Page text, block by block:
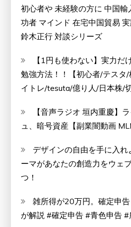
初心者や 未経験の方に 中国
功者 マインド 在宅中国貿易
鈴木正行 対談シリーズ
【1円も使わない】実力だ
勉強方法！！【初心者/テスタ
イトレ/tesuta/億り人/日本株/
【音声ラジオ 垣内重慶】
ュ、暗号資産【副業闇動画
デザインの自由を手に入
ーマがあなたの創造力をウェ
つ！
雑所得が20万円。確定申
が解説 #確定申告 #青色申告